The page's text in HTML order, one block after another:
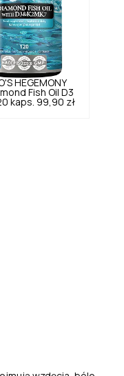
HEGEMONY
Fish Oil D3
kaps. 99,90 zł